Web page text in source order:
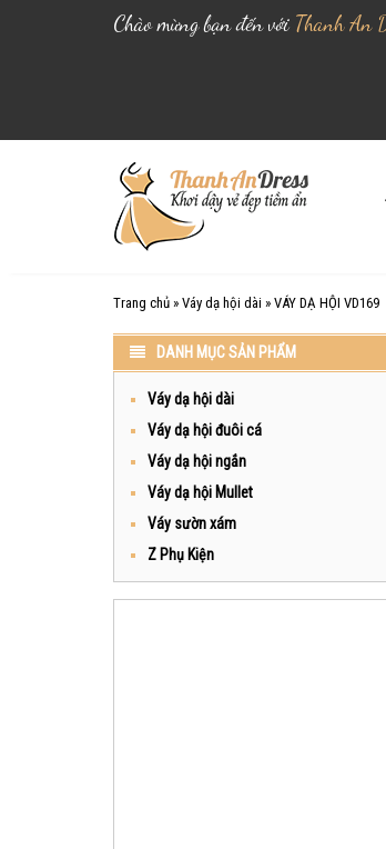
Chào mừng bạn đến với Thanh An
Trang chủ » Váy dạ hội dài » VÁY DẠ HỘI VD169
DANH MỤC SẢN PHẨM
Váy dạ hội dài
Váy dạ hội đuôi cá
Váy dạ hội ngắn
Váy dạ hội Mullet
Váy sườn xám
Z Phụ Kiện